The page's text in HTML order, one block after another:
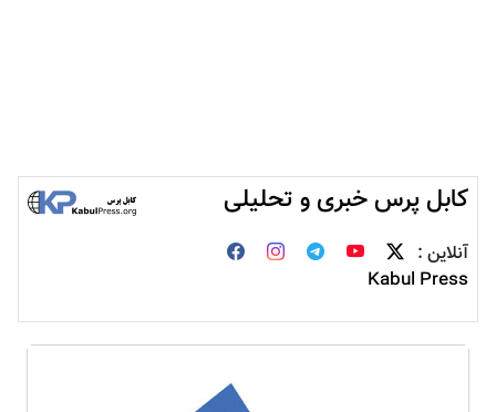
کابل پرس خبری و تحلیلی
آنلاین :
Kabul Press